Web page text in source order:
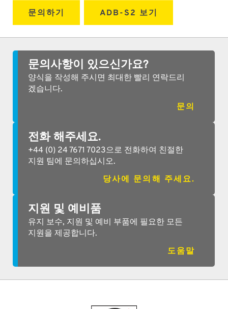
문의하기
ADB-S2 보기
문의사항이 있으신가요?
양식을 작성해 주시면 최대한 빨리 연락드리
겠습니다.
문의
전화 해주세요.
+44 (0) 24 7671 7023으로 전화하여 친절한
지원 팀에 문의하십시오.
당사에 문의해 주세요.
지원 및 예비품
유지 보수, 지원 및 예비 부품에 필요한 모든
지원을 제공합니다.
도움말